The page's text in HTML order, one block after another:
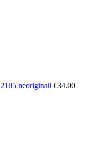
neoriginali €34.00